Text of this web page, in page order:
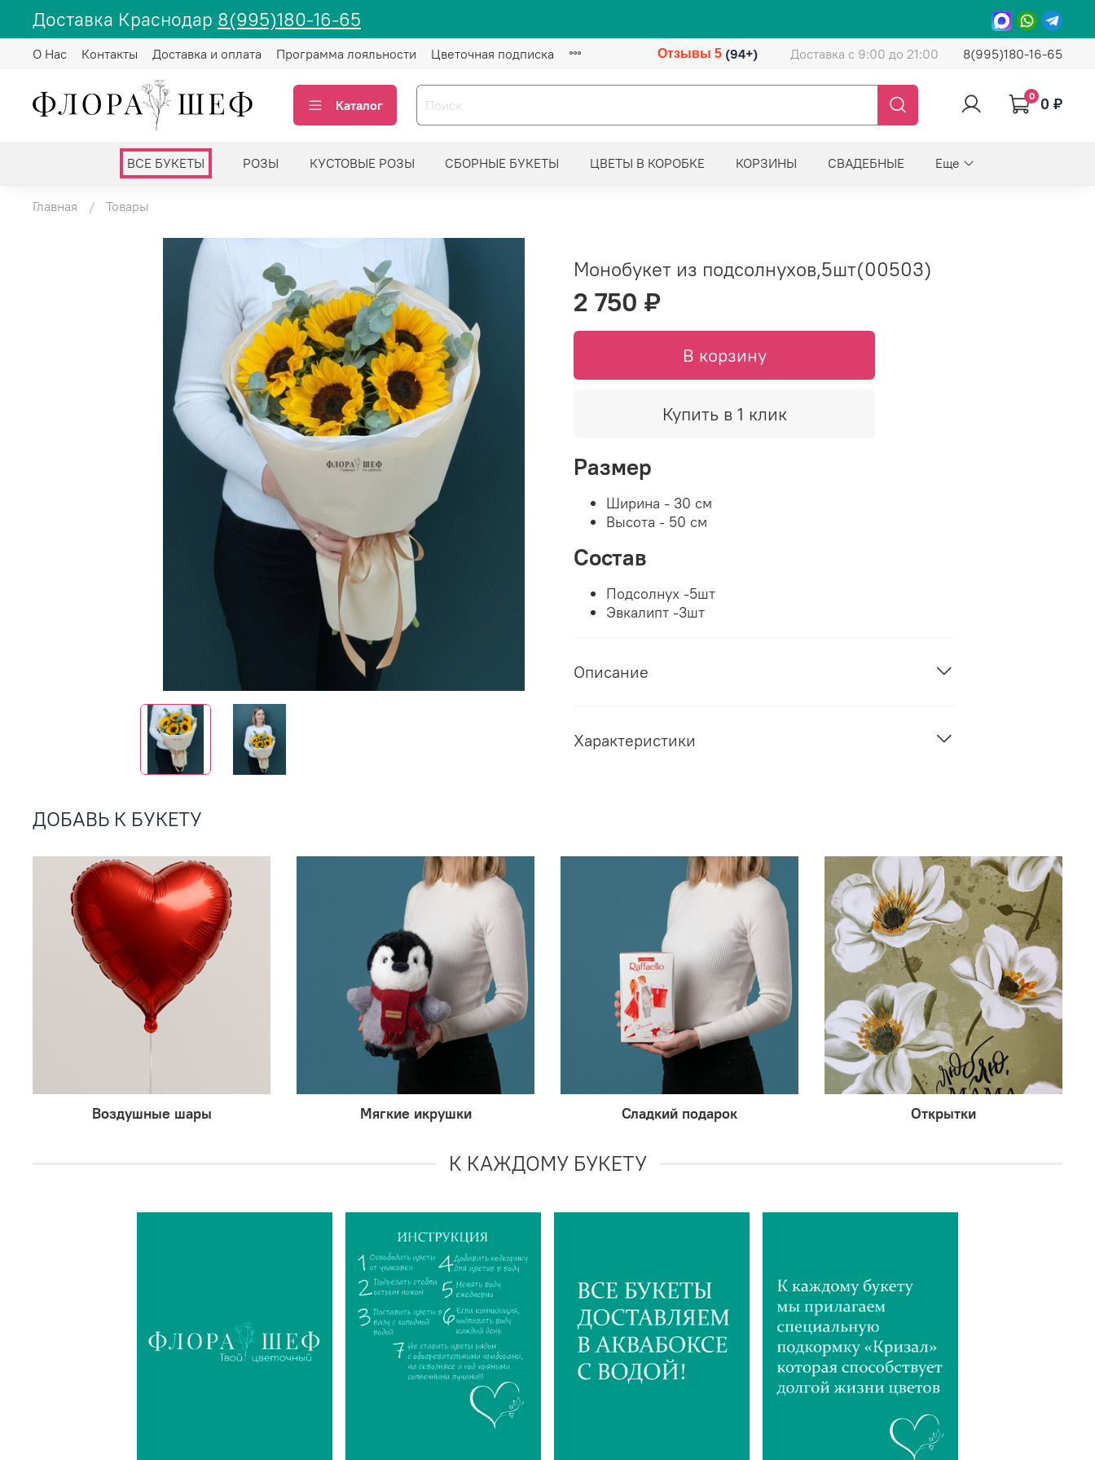
Доставка Краснодар 8(995)180-16-65
О Нас Контакты Доставка и оплата Программа лояльности Цветочная подписка Отзывы 5 (94+) Доставка с 9:00 до 21:00 8(995)180-16-65
Каталог
0 0 ₽
ВСЕ БУКЕТЫ РОЗЫ КУСТОВЫЕ РОЗЫ СБОРНЫЕ БУКЕТЫ ЦВЕТЫ В КОРОБКЕ КОРЗИНЫ СВАДЕБНЫЕ Еще
Главная Товары
Монобукет из подсолнухов,5шт(00503)
2 750 ₽
В корзину
Купить в 1 клик
Размер
Ширина - 30 см
Высота - 50 см
Состав
Подсолнух -5шт
Эвкалипт -3шт
Описание
Характеристики
ДОБАВЬ К БУКЕТУ
Воздушные шары Мягкие икрушки Сладкий подарок Открытки
К КАЖДОМУ БУКЕТУ